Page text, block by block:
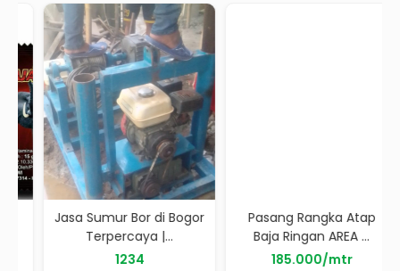
Jasa Sumur Bor di Bogor
Terpercaya |...
1234
Pasang Rangka Atap
Baja Ringan AREA ...
185.000/mtr